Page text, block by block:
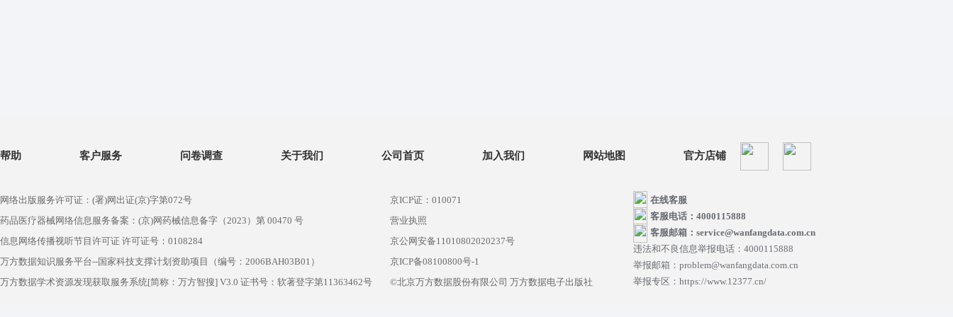
帮助 客户服务 问卷调查 关于我们 公司首页 加入我们 网站地图 官方店铺
网络出版服务许可证：(署)网出证(京)字第072号
药品医疗器械网络信息服务备案：(京)网药械信息备字（2023）第 00470 号
信息网络传播视听节目许可证 许可证号：0108284
万方数据知识服务平台--国家科技支撑计划资助项目（编号：2006BAH03B01）
万方数据学术资源发现获取服务系统[简称：万方智搜] V3.0 证书号：软著登字第11363462号
京ICP证：010071
营业执照
京公网安备11010802020237号
京ICP备08100800号-1
©北京万方数据股份有限公司 万方数据电子出版社
在线客服
客服电话：4000115888
客服邮箱：service@wanfangdata.com.cn
违法和不良信息举报电话：4000115888
举报邮箱：problem@wanfangdata.com.cn
举报专区：https://www.12377.cn/